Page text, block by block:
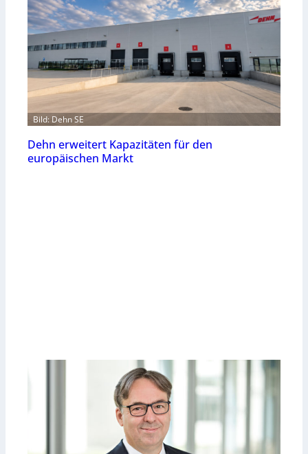
Bild: Dehn SE
Dehn erweitert Kapazitäten für den
europäischen Markt